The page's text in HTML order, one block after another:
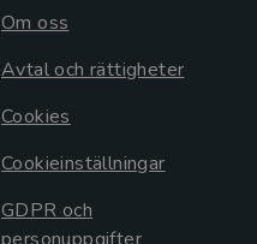
Om oss
Avtal och rättigheter
Cookies
Cookieinställningar
GDPR och